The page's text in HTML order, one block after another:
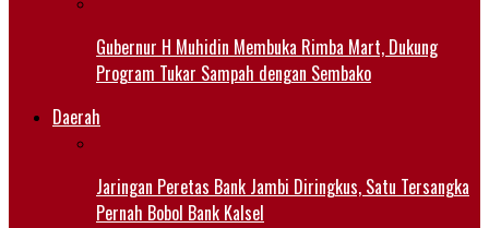
Gubernur H Muhidin Membuka Rimba Mart, Dukung
Program Tukar Sampah dengan Sembako
Daerah
Jaringan Peretas Bank Jambi Diringkus, Satu Tersangka
Pernah Bobol Bank Kalsel